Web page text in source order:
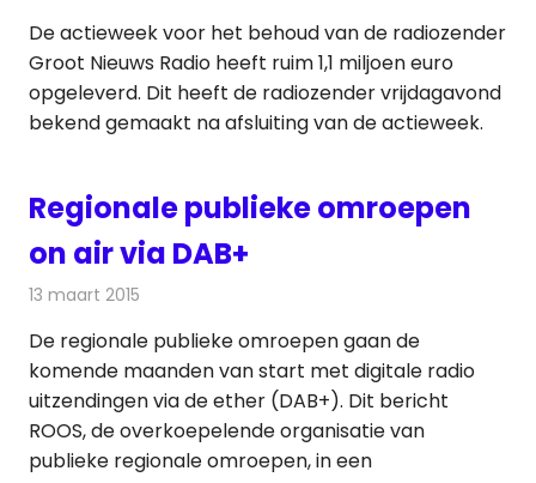
De actieweek voor het behoud van de radiozender
Groot Nieuws Radio heeft ruim 1,1 miljoen euro
opgeleverd. Dit heeft de radiozender vrijdagavond
bekend gemaakt na afsluiting van de actieweek.
Regionale publieke omroepen
on air via DAB+
13 maart 2015
De regionale publieke omroepen gaan de
komende maanden van start met digitale radio
uitzendingen via de ether (DAB+). Dit bericht
ROOS, de overkoepelende organisatie van
publieke regionale omroepen, in een